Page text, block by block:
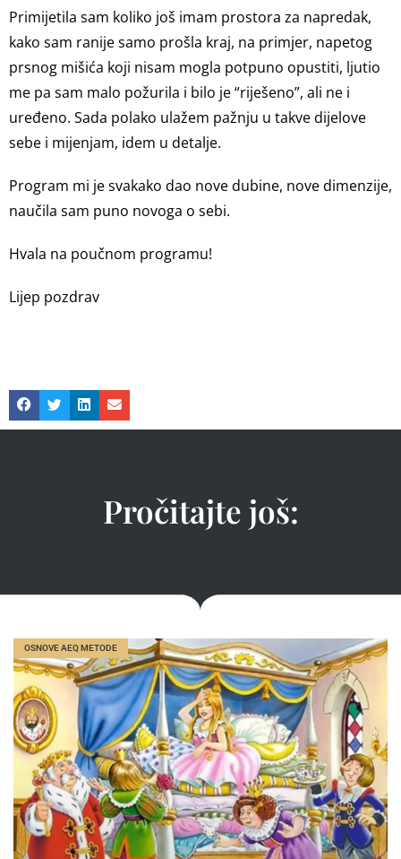
Primijetila sam koliko još imam prostora za napredak,
kako sam ranije samo prošla kraj, na primjer, napetog
prsnog mišića koji nisam mogla potpuno opustiti, ljutio
me pa sam malo požurila i bilo je “riješeno”, ali ne i
uređeno. Sada polako ulažem pažnju u takve dijelove
sebe i mijenjam, idem u detalje.
Program mi je svakako dao nove dubine, nove dimenzije,
naučila sam puno novoga o sebi.
Hvala na poučnom programu!
Lijep pozdrav
Pročitajte još:
OSNOVE AEQ METODE